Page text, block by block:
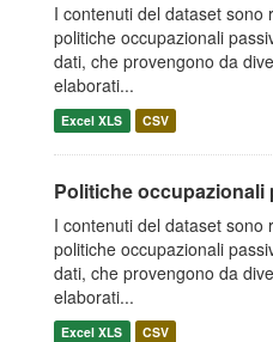
I contenuti del dataset sono
politiche occupazionali
dati, che provengono da
elaborati...
Excel XLS CSV
Politiche occupazionali
I contenuti del dataset sono
politiche occupazionali
dati, che provengono da
elaborati...
Excel XLS CSV